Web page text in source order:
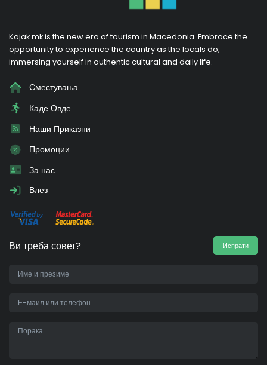
Kajak.mk is the new era of tourism in Macedonia. Embrace the
opportunity to experience the country as the locals do,
immersing yourself in authentic cultural and daily life.
Сместувања
Каде Овде
Наши Приказни
Промоции
За нас
Влез
Ви треба совет? Испрати